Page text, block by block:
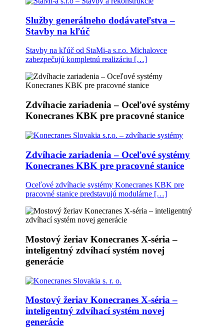
Služby generálneho dodávateľstva –
Stavby na kľúč
Stavby na kľúč od StaMi-a s.r.o. Michalovce
zabezpečujú kompletnú realizáciu […]
Zdvíhacie zariadenia – Oceľové systémy
Konecranes KBK pre pracovné stanice
Zdvíhacie zariadenia – Oceľové systémy
Konecranes KBK pre pracovné stanice
Oceľové zdvíhacie systémy Konecranes KBK pre
pracovné stanice predstavujú modulárne […]
Mostový žeriav Konecranes X-séria –
inteligentný zdvíhací systém novej
generácie
Mostový žeriav Konecranes X-séria –
inteligentný zdvíhací systém novej
generácie